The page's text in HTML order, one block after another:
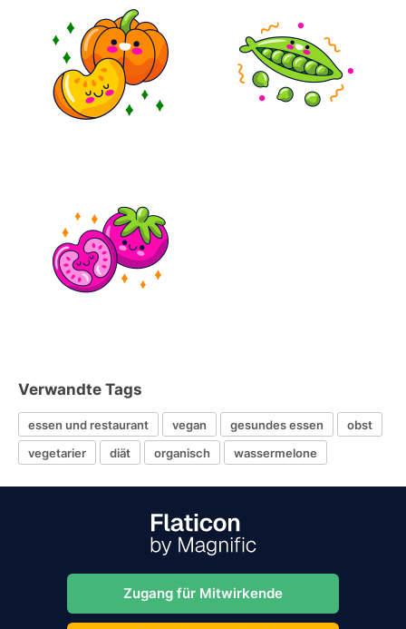
Verwandte Tags
essen und restaurant vegan gesundes essen
obst
vegetarier
diät organisch wassermelone
Zugang für Mitwirkende